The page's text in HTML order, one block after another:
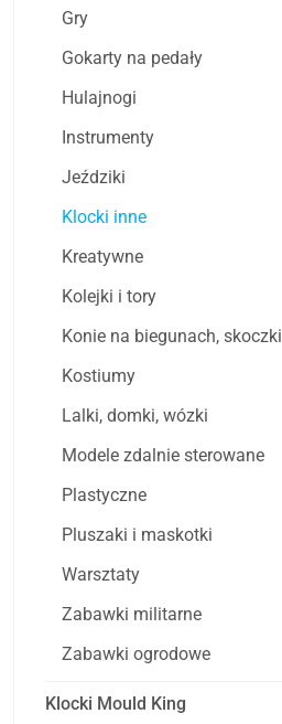
Gry
Gokarty na pedały
Hulajnogi
Instrumenty
Jeździki
Klocki inne
Kreatywne
Kolejki i tory
Konie na biegunach, skoczki
Kostiumy
Lalki, domki, wózki
Modele zdalnie sterowane
Plastyczne
Pluszaki i maskotki
Warsztaty
Zabawki militarne
Zabawki ogrodowe
Klocki Mould King